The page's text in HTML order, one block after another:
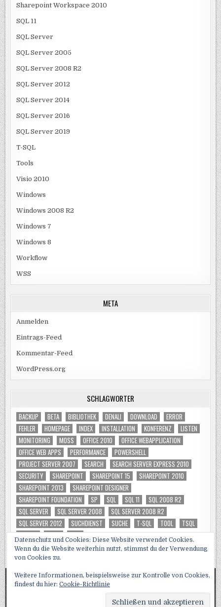
Sharepoint Workspace 2010
SQL 11
SQL Server
SQL Server 2005
SQL Server 2008 R2
SQL Server 2012
SQL Server 2014
SQL Server 2016
SQL Server 2019
T-SQL
Tools
Visio 2010
Windows
Windows 2008 R2
Windows 7
Windows 8
Workflow
WSS
META
Anmelden
Eintrags-Feed
Kommentar-Feed
WordPress.org
SCHLAGWÖRTER
BACKUP BETA BIBLIOTHEK DENALI DOWNLOAD
ERROR
FEHLER
HOMEPAGE INDEX INSTALLATION KONFERENZ
LISTEN
MONITORING
MOSS OFFICE 2010
OFFICE WEBAPPLICATION
OFFICE WEB APPS
PERFORMANCE
POWERSHELL
PROJECT SERVER 2007
SEARCH
SEARCH SERVER EXPRESS 2010
SECURITY
SHAREPOINT SHAREPOINT 15
SHAREPOINT 2010
SHAREPOINT 2013
SHAREPOINT DESIGNER
SHAREPOINT FOUNDATION
SP SQL SQL 11
SQL 2008 R2
SQL SERVER
SQL SERVER 2008
SQL SERVER 2008 R2
SQL SERVER 2012
SUCHDIENST SUCHE T-SQL TOOL
TSQL
TUNING
VIDEO WSS
Copyright © 2026 SQL, Sharepoint und Co
Datenschutz und Cookies: Diese Website verwendet Cookies.
Wenn du die Website weiterhin nutzt, stimmst du der Verwendung
von Cookies zu.
Weitere Informationen, beispielsweise zur Kontrolle von Cookies,
findest du hier: Cookie-Richtlinie